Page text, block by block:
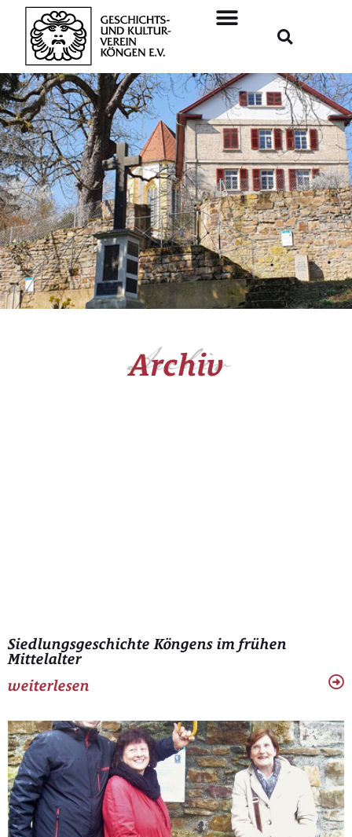
Archiv
Archiv
Siedlungsgeschichte Köngens im frühen
Mittelalter
weiterlesen